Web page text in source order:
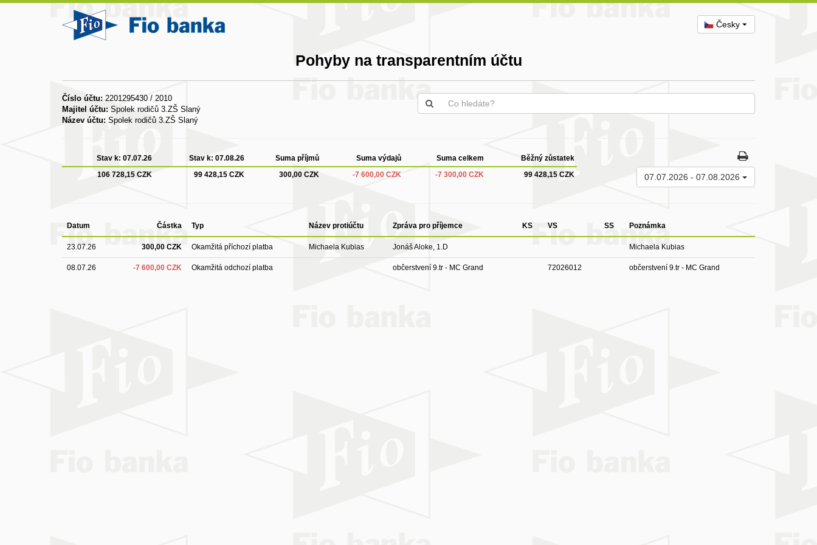
Česky
Pohyby na transparentním účtu
Číslo účtu: 2201295430 / 2010
Majitel účtu: Spolek rodičů 3.ZŠ Slaný
Název účtu: Spolek rodičů 3.ZŠ Slaný
Stav k: 07.07.26 Stav k: 07.08.26 Suma příjmů Suma výdajů Suma celkem
Běžný zůstatek
106 728,15 CZK
99 428,15 CZK 300,00 CZK -7 600,00 CZK -7 300,00 CZK 99 428,15 CZK 07.07.2026 - 07.08.2026
Datum Částka Typ Název protiúčtu Zpráva pro příjemce KS VS SS Poznámka
23.07.26 300,00 CZK Okamžitá příchozí platba Michaela Kubias Jonáš Aloke, 1.D Michaela Kubias
08.07.26 -7 600,00 CZK Okamžitá odchozí platba občerstvení 9.tr - MC Grand 72026012 občerstvení 9.tr - MC Grand